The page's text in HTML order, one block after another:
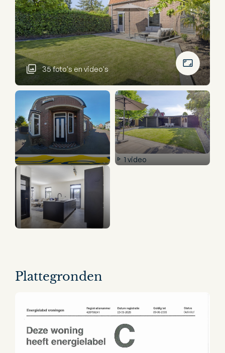
35 foto's en video's
1 video
Plattegronden